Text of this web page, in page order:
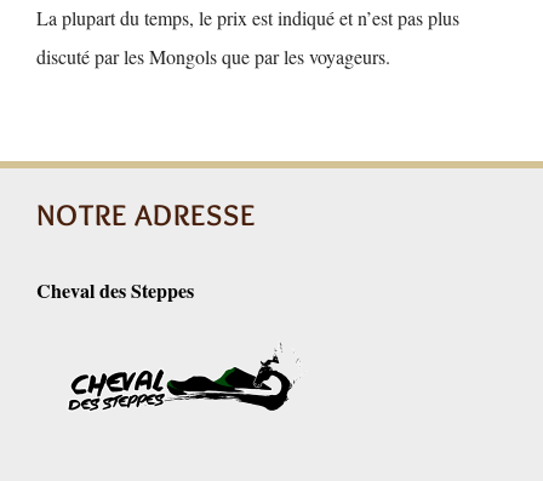
La plupart du temps, le prix est indiqué et n’est pas plus
discuté par les Mongols que par les voyageurs.
NOTRE ADRESSE
Cheval des Steppes